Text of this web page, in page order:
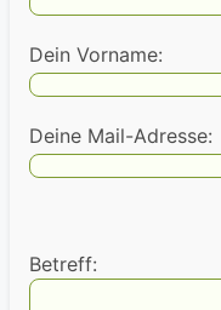
Dein Vorname:
Deine Mail-Adresse:
Betreff: